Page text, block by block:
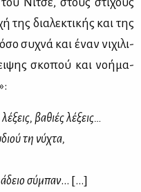
της δια­λε­κτι­κής και της
συ­χνά και έναν νι­χι­λι­
σκο­πού και νο­ή­μα­
βα­θιές λέ­ξεις…
τη νύ­χτα,
σύ­μπαν… […]